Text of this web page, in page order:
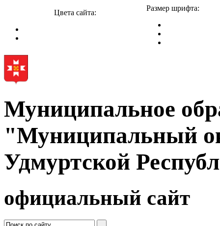
Цвета сайта:
Размер шрифта:
Муниципальное
"Муниципальный
Удмуртской
официальный сайт